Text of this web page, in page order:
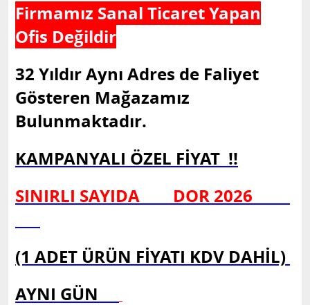
Firmamız Sanal Ticaret Yapan
Ofis Değildir
32 Yıldır Aynı Adres de Faliyet
Gösteren Mağazamız
Bulunmaktadır.
KAMPANYALI ÖZEL FİYAT !!
SINIRLI SAYIDA DOR 2026
(1 ADET ÜRÜN FİYATI KDV DAHİL)
AYNI GÜN